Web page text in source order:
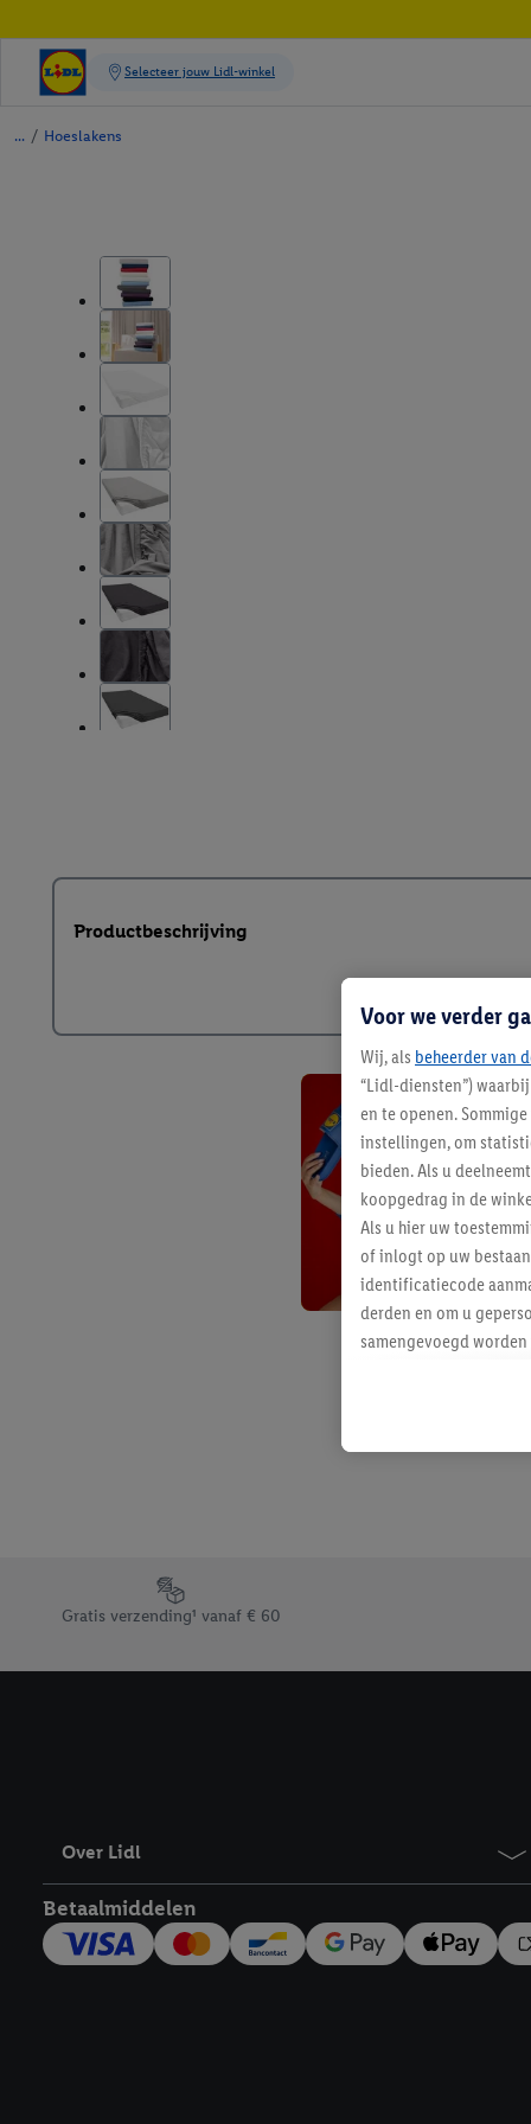
/ Hoeslakens
Productbeschrijving
Footerelement met de verschillende USPs van Lidl.be
Gratis verzending¹ vanaf € 60
Over Lidl
Betaalmiddelen
Voor we verder
Wij, als beheerder van
“Lidl-diensten”)
en te openen.
instellingen, om
bieden. Als u
koopgedrag in de
Als u hier uw
of inlogt op uw
identificatiecode
derden en om u
samengevoegd
Als u hiermee
u interesse hebt
niet te kopen), ook op
“aanvaarden” te
waaronder de